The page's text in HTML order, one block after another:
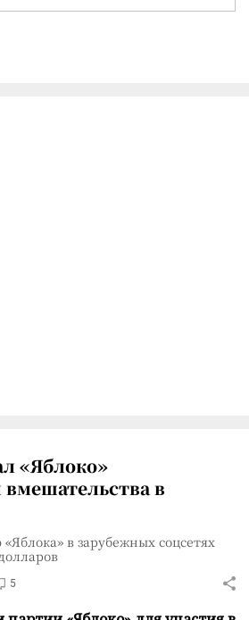
«Яблоко»
в
в зарубежных соцсетях
5